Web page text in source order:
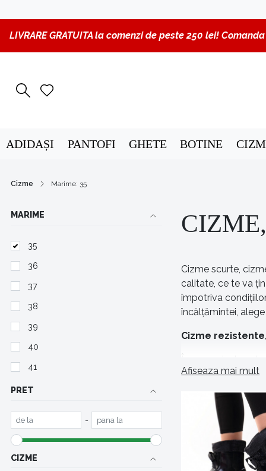
LIVRARE GRATUITA la comenzi de peste 250 lei!
ADIDAȘI PANTOFI GHETE BOTINE
Cizme Marime: 35
MARIME
35
36
37
38
39
40
41
PRET
-
CIZME
Cizme scurte,
calitate, ce te va
împotriva
încălțămintei,
Cizme
pereche de cizme
strice bucuria de
Varietate mare
În magazinul
gusturi sau
Afiseaza mai mult